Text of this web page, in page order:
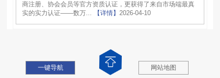
商注册、协会会员等官方资质认证，更获得了来自市场端最真
实的实力认证——数万...
【详情】 2026-04-10
一键导航 网站地图